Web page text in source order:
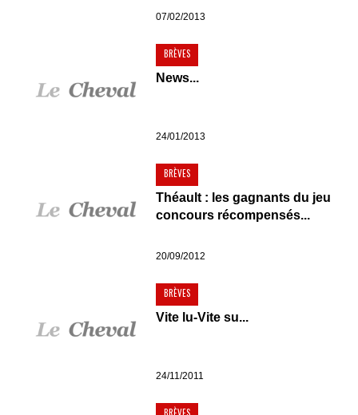
07/02/2013
BRÈVES
News...
24/01/2013
BRÈVES
Théault : les gagnants du jeu
concours récompensés...
20/09/2012
BRÈVES
Vite lu-Vite su...
24/11/2011